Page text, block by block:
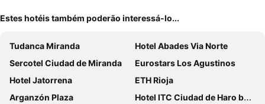
Estes hotéis também poderão interessá-lo...
Tudanca Miranda
Hotel Abades Via Norte
Sercotel Ciudad de Miranda
Eurostars Los Agustinos
Hotel Jatorrena
ETH Rioja
Arganzón Plaza
Hotel ITC Ciudad de Haro by Soho Boutique